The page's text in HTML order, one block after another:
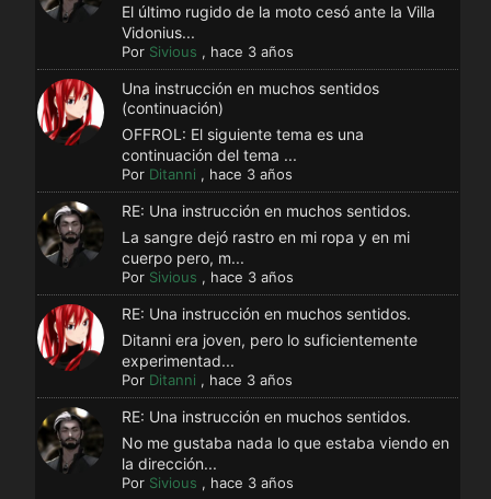
El último rugido de la moto cesó ante la Villa
Vidonius...
Por Sivious , hace 3 años
Una instrucción en muchos sentidos
(continuación)
OFFROL: El siguiente tema es una
continuación del tema ...
Por Ditanni , hace 3 años
RE: Una instrucción en muchos sentidos.
La sangre dejó rastro en mi ropa y en mi
cuerpo pero, m...
Por Sivious , hace 3 años
RE: Una instrucción en muchos sentidos.
Ditanni era joven, pero lo suficientemente
experimentad...
Por Ditanni , hace 3 años
RE: Una instrucción en muchos sentidos.
No me gustaba nada lo que estaba viendo en
la dirección...
Por Sivious , hace 3 años